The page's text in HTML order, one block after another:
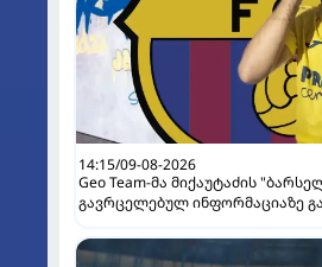
14:15/09-08-2026
Geo Team-მა მიქაუტაძის
გავრცელებულ ინფორმაციაზე